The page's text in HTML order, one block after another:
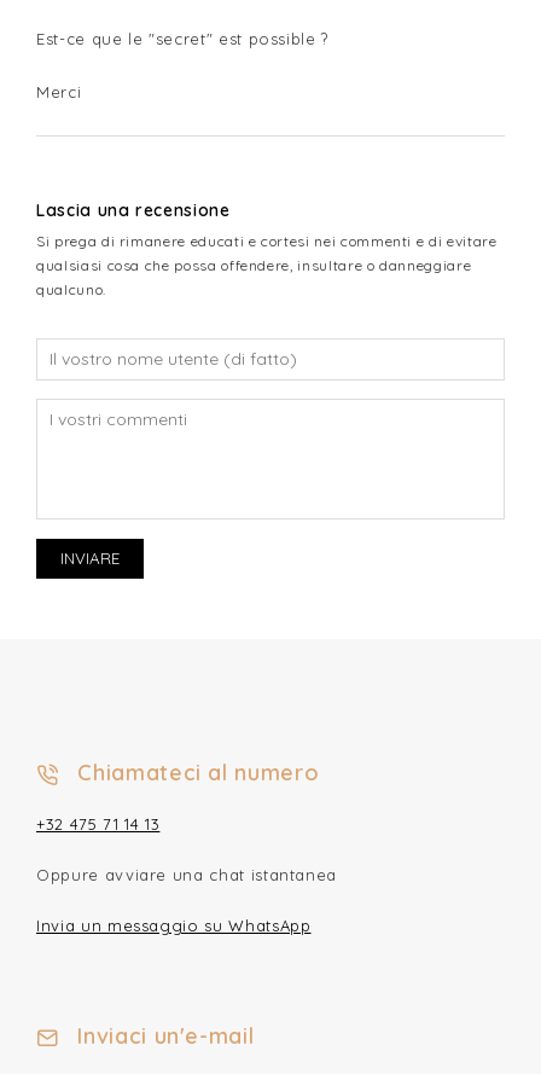
Est-ce que le "secret" est possible ?
Merci
Lascia una recensione
Si prega di rimanere educati e cortesi nei commenti e di evitare
qualsiasi cosa che possa offendere, insultare o danneggiare
qualcuno.
INVIARE
Chiamateci al numero
+32 475 71 14 13
Oppure avviare una chat istantanea
Invia un messaggio su WhatsApp
Inviaci un'e-mail